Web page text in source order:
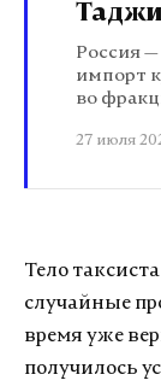
Россия
импорт
во
27 июля
Тело
случайные
время уже
получилось